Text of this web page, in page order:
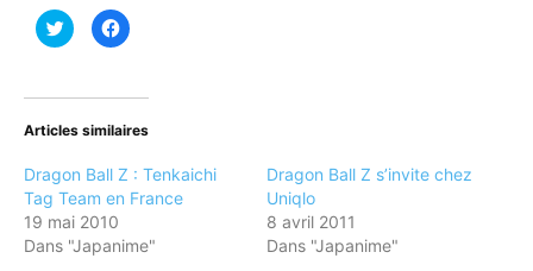
Cliquez
pour
partager
dans
nouvelle
fenêtre)
Cliquez
pour
dans
nouvelle
fenêtre)
Articles similaires
Dragon Ball Z : Tenkaichi
Tag Team en France
19 mai 2010
Dans "Japanime"
Dragon Ball Z s’invite chez
Uniqlo
8 avril 2011
Dans "Japanime"